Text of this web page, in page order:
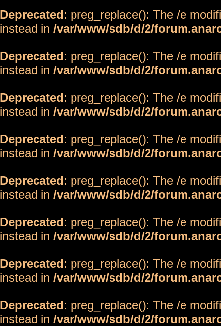
Deprecated: preg_replace(): The /e
instead in /var/www/sdb/d/2/
Deprecated: preg_replace(): The /e
instead in /var/www/sdb/d/2/
Deprecated: preg_replace(): The /e
instead in /var/www/sdb/d/2/
Deprecated: preg_replace(): The /e
instead in /var/www/sdb/d/2/
Deprecated: preg_replace(): The /e
instead in /var/www/sdb/d/2/
Deprecated: preg_replace(): The /e
instead in /var/www/sdb/d/2/
Deprecated: preg_replace(): The /e
instead in /var/www/sdb/d/2/
Deprecated: preg_replace(): The /e
instead in /var/www/sdb/d/2/